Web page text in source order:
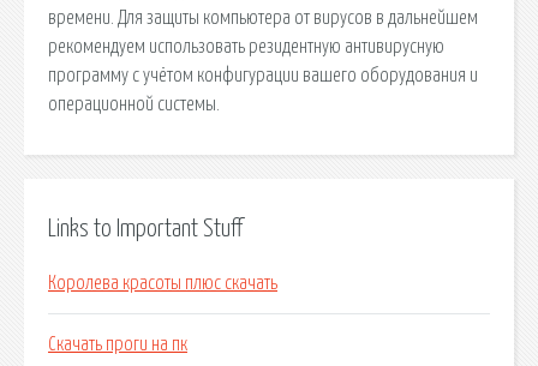
времени. Для защиты компьютера от вирусов в дальнейшем
рекомендуем использовать резидентную антивирусную
программу с учётом конфигурации вашего оборудования и
операционной системы.
Links to Important Stuff
Королева красоты плюс скачать
Скачать проги на пк